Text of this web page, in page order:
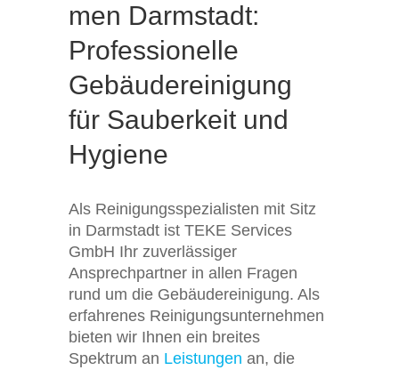
men Darmstadt:
Professionelle
Gebäudereinigung
für Sauberkeit und
Hygiene
Als Reinigungsspezialisten mit Sitz
in Darmstadt ist TEKE Services
GmbH Ihr zuverlässiger
Ansprechpartner in allen Fragen
rund um die Gebäudereinigung. Als
erfahrenes Reinigungsunternehmen
bieten wir Ihnen ein breites
Spektrum an Leistungen an, die